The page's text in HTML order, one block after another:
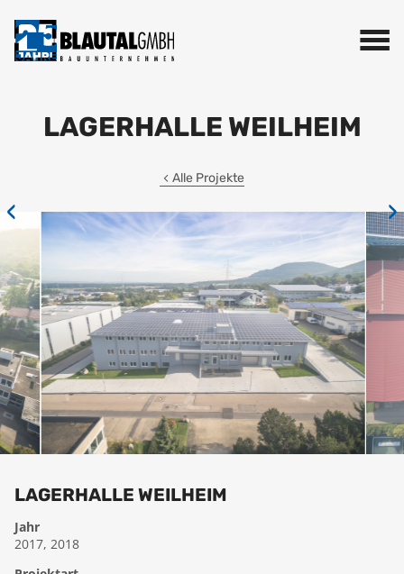
LAGERHALLE WEILHEIM
Alle Projekte
LAGERHALLE WEILHEIM
Jahr
2017, 2018